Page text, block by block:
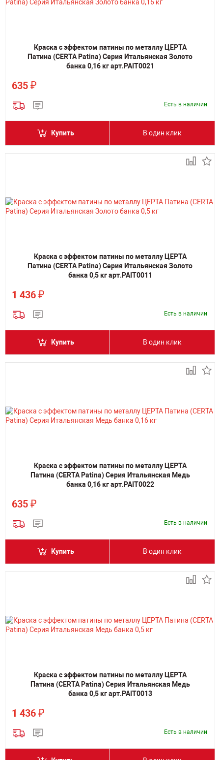
Краска с эффектом патины по металлу ЦЕРТА
Патина (CERTA Patina) Серия Итальянская Золото
банка 0,16 кг арт.PAIT0021
635 ₽
Есть в наличии
Купить В один клик
Краска с эффектом патины по металлу ЦЕРТА
Патина (CERTA Patina) Серия Итальянская Золото
банка 0,5 кг арт.PAIT0011
1 436 ₽
Есть в наличии
Купить В один клик
Краска с эффектом патины по металлу ЦЕРТА
Патина (CERTA Patina) Серия Итальянская Медь
банка 0,16 кг арт.PAIT0022
635 ₽
Есть в наличии
Купить В один клик
Краска с эффектом патины по металлу ЦЕРТА
Патина (CERTA Patina) Серия Итальянская Медь
банка 0,5 кг арт.PAIT0013
1 436 ₽
Есть в наличии